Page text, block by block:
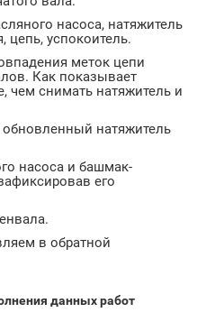
насоса, натяжитель
успокоитель.
меток цепи
Как показывает
чем снимать натяжитель и
натяжитель
насоса и башмак-
его
в обратной
данных работ